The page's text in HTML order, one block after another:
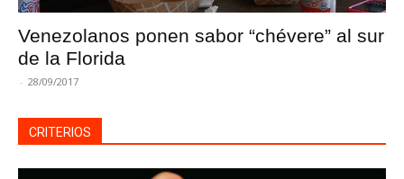
Venezolanos ponen sabor “chévere” al sur
de la Florida
- 28/09/2017
CRITERIOS